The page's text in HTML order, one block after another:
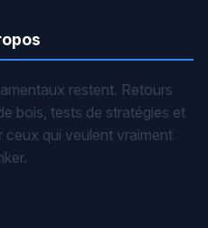
restent. Retours
bois, tests de stratégies et
ceux qui veulent vraiment